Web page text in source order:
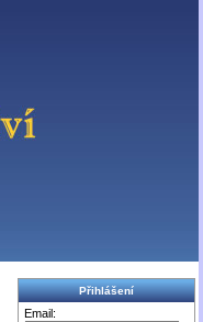
Přihlášení
Email: